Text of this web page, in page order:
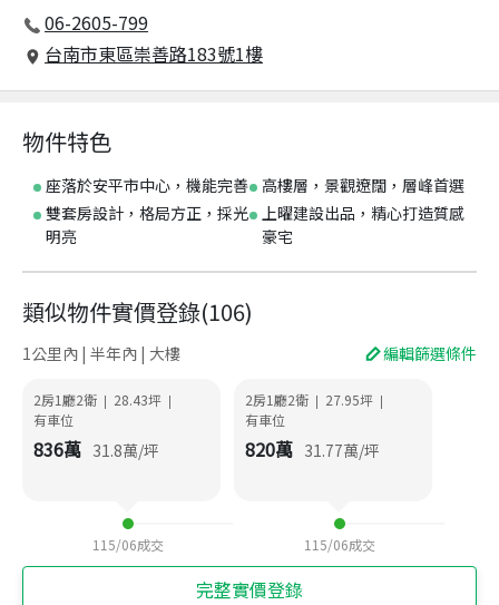
06-2605-799
台南市東區崇善路183號1樓
物件特色
座落於安平市中心，機能完善
高樓層，景觀遼闊，層峰首選
雙套房設計，格局方正，採光
明亮
上曜建設出品，精心打造質感
豪宅
類似物件實價登錄(106)
1公里內 | 半年內 | 大樓 編輯篩選條件
2房1廳2衛 | 28.43坪 |
有車位
836萬 31.8萬/坪
115/06成交
2房1廳2衛 | 27.95坪 |
有車位
820萬 31.77萬/坪
115/06成交
完整實價登錄